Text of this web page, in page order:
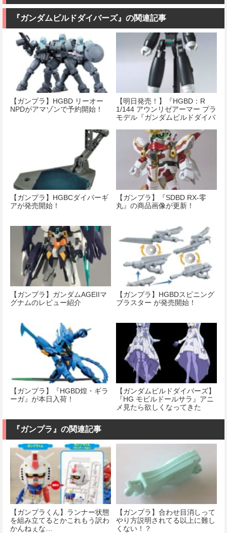
『ガンダムビルドダイバーズ』の関連記事
【ガンプラ】HGBD リーオー
NPDがアマゾンで予約開始！
【明日発売！】『HGBD：R
1/144 アウンリゼアーマー プラ
モデル『ガンダムビルドダイバ
【ガンプラ】HGBCダイバーギ
アが発売開始！
【ガンプラ】『SDBD RX-零
丸』の商品画像が更新！
【ガンプラ】ガンダムAGEIIマ
グナムのレビュー紹介
【ガンプラ】HGBDスピニング
ブラスター が発売開始！
【ガンプラ】『HGBD煌・ギラ
ーガ』が本日入荷！
【ガンダムビルドダイバーズ】
『HG モビルドールサラ』アニ
メ見たら欲しくなってきた
『ガンプラ』の関連記事
【ガンプラくん】ランナー状態
を組み立てるとかこれもう訳わ
かんねぇな…
【ガンプラ】合わせ目消しって
やり方説明されてる以上に難し
くない！？